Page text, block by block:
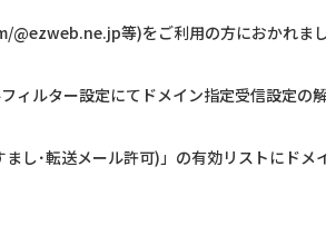
等)をご利用の方におかれま
ィルター設定にてドメイン指定受信設定
まし･転送メール許可)」の有効リストに